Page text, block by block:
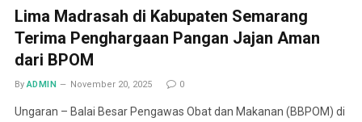
Lima Madrasah di Kabupaten Semarang
Terima Penghargaan Pangan Jajan Aman
dari BPOM
By ADMIN November 20, 2025 0
Ungaran – Balai Besar Pengawas Obat dan Makanan (BBPOM) di